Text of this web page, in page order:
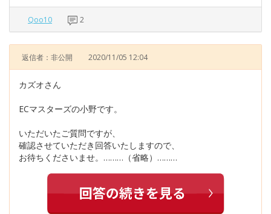
Qoo10 2
返信者：非公開 2020/11/05 12:04
カズオさん
ECマスターズの小野です。
いただいたご質問ですが、
確認させていただき回答いたしますので、
お待ちくださいませ。………（省略）………